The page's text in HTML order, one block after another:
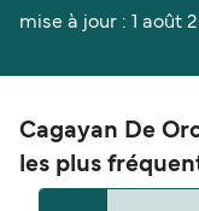
mise à jour : 1 août
Cagayan De
les plus